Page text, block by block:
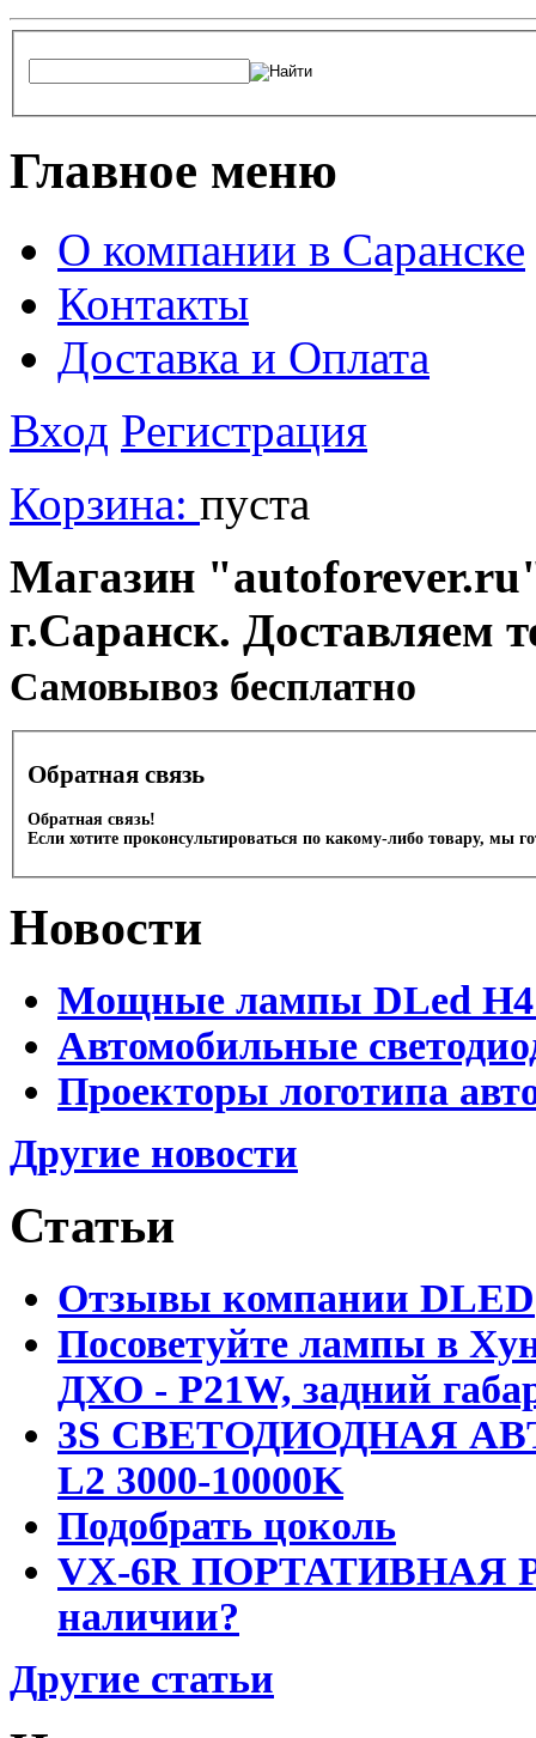
Главное меню
О компании в Саранске
Контакты
Доставка и Оплата
Вход Регистрация
Корзина: пуста
Магазин
г.Саранск. Доставляем
Cамовывоз бесплатно
Обратная связь
Обратная связь!
Если хотите проконсультироваться по какому-либо товару, мы
Новости
Мощные лампы DLed H4
Автомобильные
Проекторы логотипа
Другие новости
Статьи
Отзывы компании DLED
Посоветуйте лампы в
ДХО - P21W, задний
3S СВЕТОДИОДНАЯ
L2 3000-10000K
Подобрать цоколь
VX-6R ПОРТАТИВНАЯ
наличии?
Другие статьи